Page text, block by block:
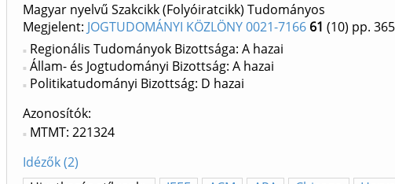
Magyar nyelvű Szakcikk (Folyóiratcikk) Tudományos
Megjelent: JOGTUDOMÁNYI KÖZLÖNY 0021-7166 61 (10) pp.
Regionális Tudományok Bizottsága: A hazai
Állam- és Jogtudományi Bizottság: A hazai
Politikatudományi Bizottság: D hazai
Azonosítók
MTMT: 221324
Idézők (2)